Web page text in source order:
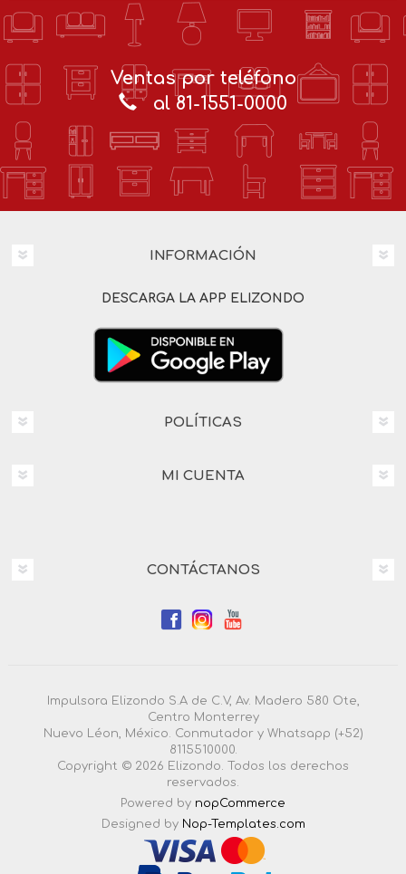
Ventas por teléfono
al 81-1551-0000
INFORMACIÓN
DESCARGA LA APP ELIZONDO
POLÍTICAS
MI CUENTA
CONTÁCTANOS
Impulsora Elizondo S.A de C.V, Av. Madero 580 Ote,
Centro Monterrey
Nuevo Léon, México. Conmutador y Whatsapp (+52)
8115510000.
Copyright © 2026 Elizondo. Todos los derechos
reservados.
Powered by nopCommerce
Designed by Nop-Templates.com